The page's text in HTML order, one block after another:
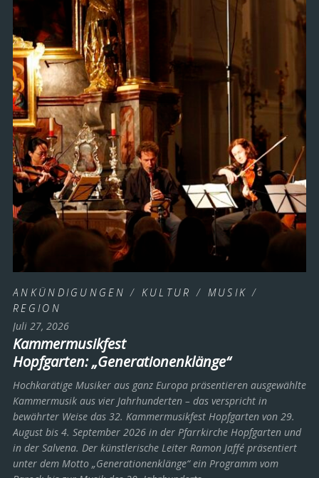
ANKÜNDIGUNGEN / KULTUR / MUSIK /
REGION
Juli 27, 2026
Kammermusikfest
Hopfgarten: „Generationenklänge“
Hochkarätige Musiker aus ganz Europa präsentieren ausgewählte
Kammermusik aus vier Jahrhunderten – das verspricht in
bewährter Weise das 32. Kammermusikfest Hopfgarten von 29.
August bis 4. September 2026 in der Pfarrkirche Hopfgarten und
in der Salvena. Der künstlerische Leiter Ramon Jaffé präsentiert
unter dem Motto „Generationenklänge“ ein Programm vom